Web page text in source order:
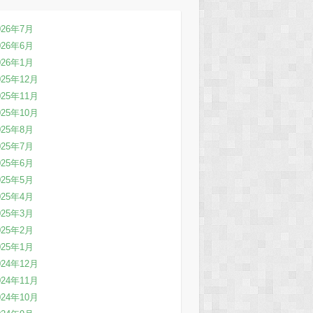
年7月
年6月
年1月
年12月
年11月
年10月
年8月
年7月
年6月
年5月
年4月
年3月
年2月
年1月
年12月
年11月
年10月